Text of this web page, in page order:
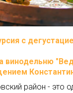
с
винодельню
район - это